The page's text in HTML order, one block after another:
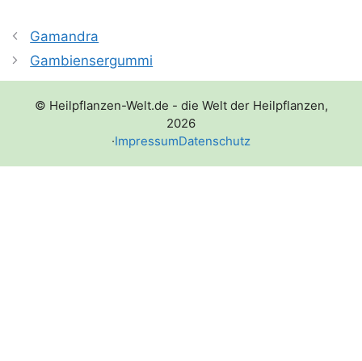
Gamandra
Gambiensergummi
© Heilpflanzen-Welt.de - die Welt der Heilpflanzen,
2026
·ImpressumDatenschutz